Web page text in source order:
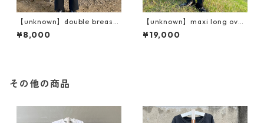
【unknown】double breaste
d / unconstruction jacket
¥8,000
【unknown】maxi long over
coat
¥19,000
その他の商品